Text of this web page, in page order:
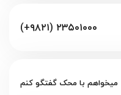
(+۹۸۲۱) ۲۳۵۰۱۰۰۰
میخواهم با محک گفتگو کنم